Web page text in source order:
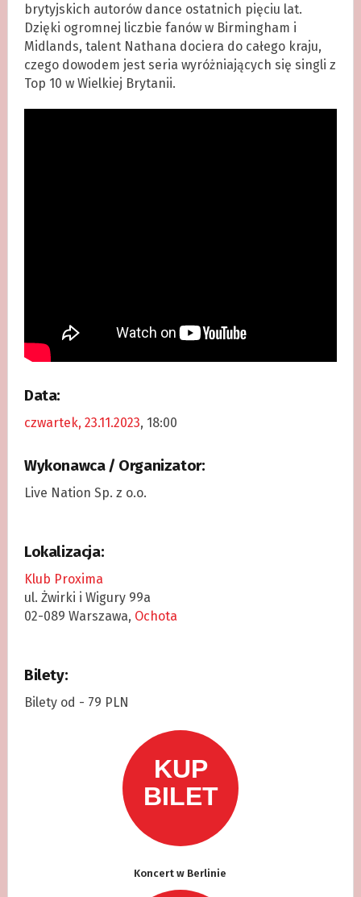
brytyjskich autorów dance ostatnich pięciu lat.
Dzięki ogromnej liczbie fanów w Birmingham i
Midlands, talent Nathana dociera do całego kraju,
czego dowodem jest seria wyróżniających się singli z
Top 10 w Wielkiej Brytanii.
Data:
czwartek, 23.11.2023, 18:00
Wykonawca / Organizator:
Live Nation Sp. z o.o.
Lokalizacja:
Klub Proxima
ul. Żwirki i Wigury 99a
02-089 Warszawa, Ochota
Bilety:
Bilety od - 79 PLN
Koncert w Berlinie